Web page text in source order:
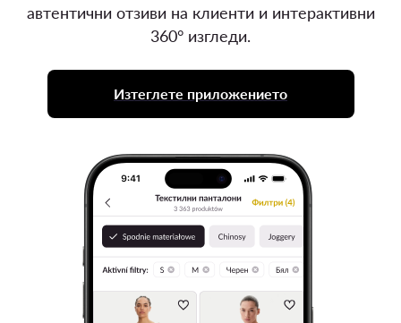
автентични отзиви на клиенти и интерактивни
360° изгледи.
Изтеглете приложението